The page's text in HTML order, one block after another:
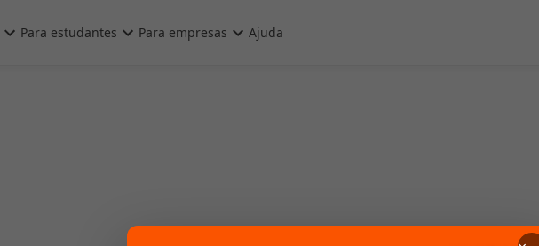
Para estudantes Para empresas Ajuda